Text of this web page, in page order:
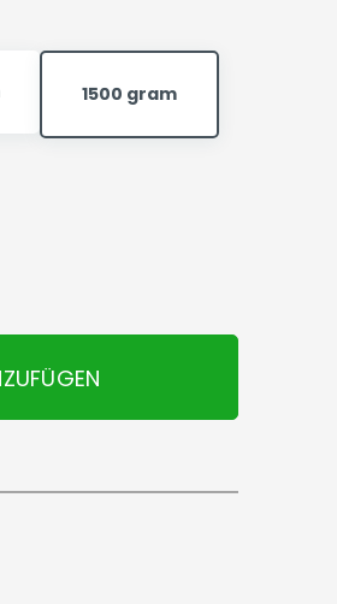
1500 gram